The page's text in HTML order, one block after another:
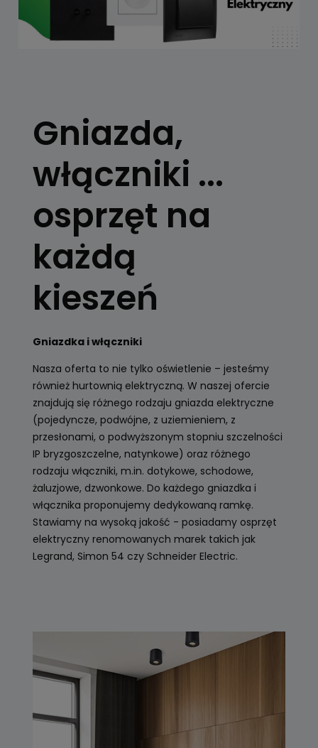
Gniazda,
włączniki ...
osprzęt na
każdą
kieszeń
Gniazdka i włączniki
Nasza oferta to nie tylko oświetlenie – jesteśmy
również hurtownią elektryczną. W naszej ofercie
znajdują się różnego rodzaju gniazda elektryczne
(pojedyncze, podwójne, z uziemieniem, z
przesłonami, o podwyższonym stopniu szczelności
IP bryzgoszczelne, natynkowe) oraz różnego
rodzaju włączniki, m.in. dotykowe, schodowe,
żaluzjowe, dzwonkowe. Do każdego gniazdka i
włącznika proponujemy dedykowaną ramkę.
Stawiamy na wysoką jakość - posiadamy osprzęt
elektryczny renomowanych marek takich jak
Legrand, Simon 54 czy Schneider Electric.